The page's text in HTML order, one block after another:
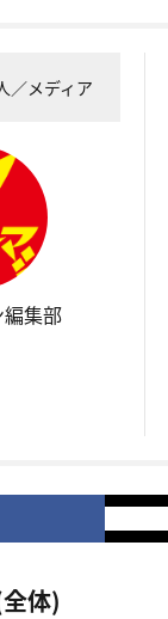
／メディア
集部
体)